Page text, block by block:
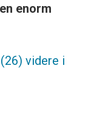
enorm
videre i